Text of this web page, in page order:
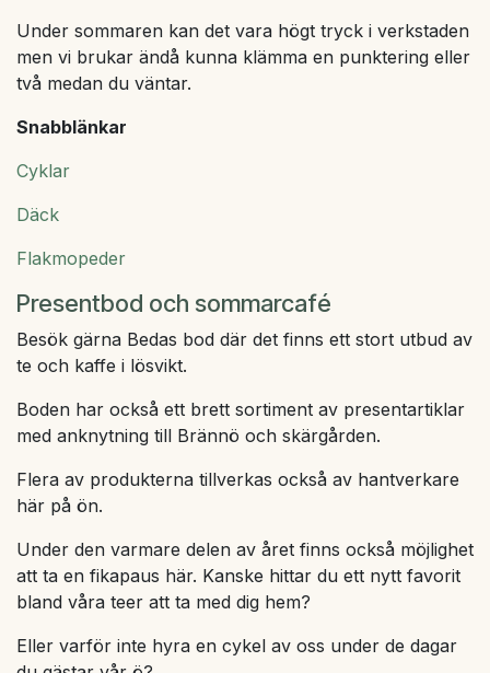
Under sommaren kan det vara högt tryck i verkstaden
men vi brukar ändå kunna klämma en punktering eller
två medan du väntar.
Snabblänkar
Cyklar
Däck
Flakmopeder
​Presentbod och sommarcafé
Besök gärna Bedas bod där det finns ett stort utbud av
te och kaffe i lösvikt.
Boden har också ett brett sortiment av presentartiklar
med anknytning till Brännö och skärgården.
Flera av produkterna tillverkas också av hantverkare
här på ön.
Under den varmare delen av året finns också möjlighet
att ta en fikapaus här. Kanske hittar du ett nytt favorit
bland våra teer att ta med dig hem?
Eller varför inte hyra en cykel av oss under de dagar